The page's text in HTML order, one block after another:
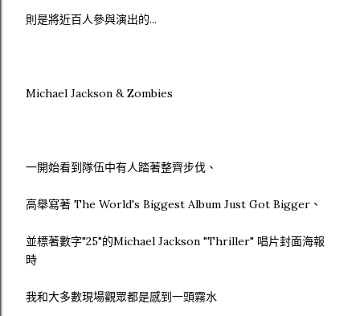
則是將近百人參與演出的...
Michael Jackson & Zombies
一開始看到隊伍中有人踏著整齊步伐、
高舉寫著 The World's Biggest Album Just Got Bigger、
並標著數字"25"的Michael Jackson "Thriller" 唱片封面海報
時
我和大多數現場觀眾都是感到一頭霧水